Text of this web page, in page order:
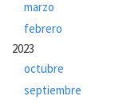
marzo
febrero
2023
octubre
septiembre